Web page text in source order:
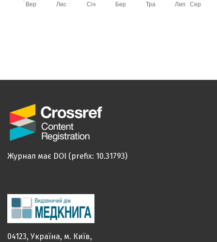
Журнал має DOI (prefix: 10.31793)
04123, Україна, м. Київ,